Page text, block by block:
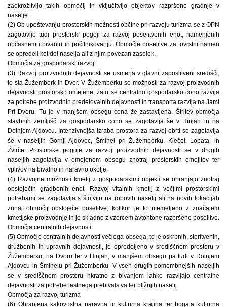
zaokrožitvijo takih območij in vključitvijo objektov razpršene gradnje v
naselje.
(2) Ob upoštevanju prostorskih možnosti občine pri razvoju turizma se z OPN
zagotovijo tudi prostorski pogoji za razvoj poselitvenih enot, namenjenih
občasnemu bivanju in počitnikovanju. Območje poselitve za tovrstni namen
se opredeli kot del naselja ali z njim povezan zaselek.
Območja za gospodarski razvoj
(3) Razvoj proizvodnih dejavnosti se usmerja v glavni zaposlitveni središči,
to sta Žužemberk in Dvor. V Žužemberku so možnosti za razvoj proizvodnih
dejavnosti prostorsko omejene, zato se centralno gospodarsko cono razvija
za potrebe proizvodnih predelovalnih dejavnosti in transporta razvija na Jami
Pri Dvoru. Tu je v manjšem obsegu cona že zastavljena. Širitev območja
stavbnih zemljišč za gospodarsko cono se zagotavlja še v Hinjah in na
Dolnjem Ajdovcu. Intenzivnejša izraba prostora za razvoj obrti se zagotavlja
še v naseljih Gornji Ajdovec, Šmihel pri Žužemberku, Klečet, Lopata, in
Žvirče. Prostorske pogoje za razvoj proizvodnih dejavnosti se v drugih
naseljih zagotavlja v omejenem obsegu znotraj prostorskih omejitev ter
vplivov na bivalno in naravno okolje.
(4) Razvojne možnosti kmetij z gospodarskimi objekti se ohranjajo znotraj
obstoječih gradbenih enot. Razvoj vitalnih kmetij z večjimi prostorskimi
potrebami se zagotavlja s širitvijo na robovih naselij ali na novih lokacijah
zunaj območij obstoječe poselitve, kolikor je to utemeljeno z značajem
kmetijske proizvodnje in je skladno z vzorcem avtohtone razpršene poselitve.
Območja centralnih dejavnosti
(5) Območje centralnih dejavnosti večjega obsega, to je oskrbnih, storitvenih,
družbenih in upravnih dejavnosti, je opredeljeno v središčnem prostoru v
Žužemberku, na Dvoru ter v Hinjah, v manjšem obsegu pa tudi v Dolnjem
Ajdovcu in Šmihelu pri Žužemberku. V vseh drugih pomembnejših naseljih
se v središčnem prostoru hkratno z bivanjem lahko razvijajo centralne
dejavnosti za potrebe lastnega prebivalstva ter bližnjih naselij.
Območja za razvoj turizma
(6) Ohranjena kakovostna naravna in kulturna krajina ter bogata kulturna